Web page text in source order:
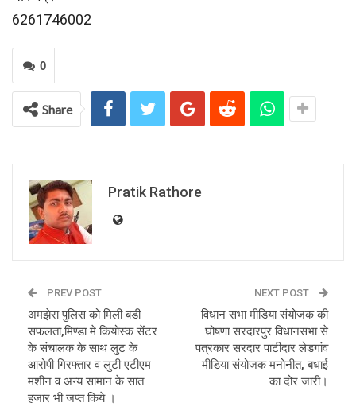
6261746002
0
Share
Pratik Rathore
PREV POST
अमझेरा पुलिस को मिली बडी
सफलता,मिण्डा मे कियोस्‍क सेंटर
के संचालक के साथ लुट के
आरोपी गिरफ्तार व लुटी एटीएम
मशीन व अन्य सामान के सात
हजार भी जप्त किये ।
NEXT POST
विधान सभा मीडिया संयोजक की
घोषणा सरदारपुर विधानसभा से
पत्रकार सरदार पाटीदार लेडगांव
मीडिया संयोजक मनोनीत, बधाई
का दोर जारी।